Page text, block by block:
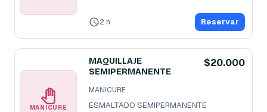
2 h Reservar
MANICURE
MAQUILLAJE
SEMIPERMANENTE
$20.000
MANICURE
ESMALTADO SEMIPERMANENTE